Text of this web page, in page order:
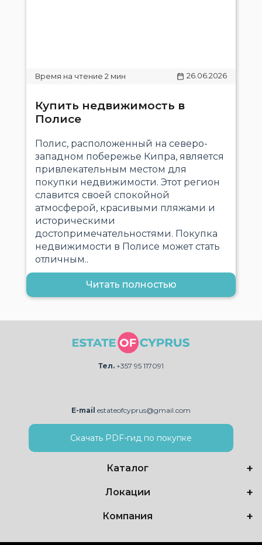
26.06.2026
Купить недвижимость в
Полисе
Полис, расположенный на северо-
западном побережье Кипра, является
привлекательным местом для
покупки недвижимости. Этот регион
славится своей спокойной
атмосферой, красивыми пляжами и
историческими
достопримечательностями. Покупка
недвижимости в Полисе может стать
отличным..
Читать полностью
Тел. +357 95 117091
E-mail estateofcyprus@gmail.com
Скачать PDF-гид по покупке
Каталог
Локации
Компания